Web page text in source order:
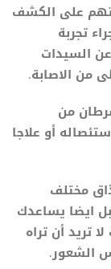
على الكشف
تجربة
السيدات
من الاصابة.
من
أو علاجا
مختلف
ايضا يساعدك
تريد أن تراه
الشعور.